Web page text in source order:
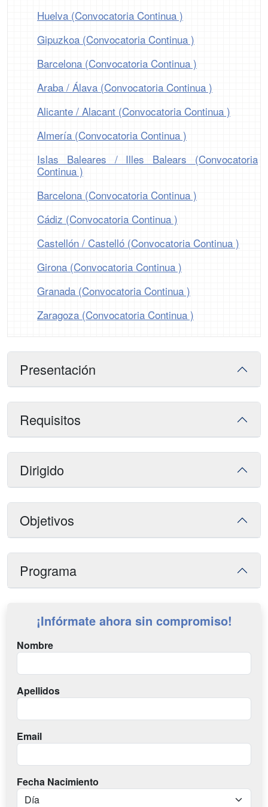
Huelva (Convocatoria Continua )
Gipuzkoa (Convocatoria Continua )
Barcelona (Convocatoria Continua )
Araba / Álava (Convocatoria Continua )
Alicante / Alacant (Convocatoria Continua )
Almería (Convocatoria Continua )
Islas Baleares / Illes Balears (Convocatoria
Continua )
Barcelona (Convocatoria Continua )
Cádiz (Convocatoria Continua )
Castellón / Castelló (Convocatoria Continua )
Girona (Convocatoria Continua )
Granada (Convocatoria Continua )
Zaragoza (Convocatoria Continua )
Presentación
Requisitos
Dirigido
Objetivos
Programa
¡Infórmate ahora sin compromiso!
Nombre
Apellidos
Email
Fecha Nacimiento